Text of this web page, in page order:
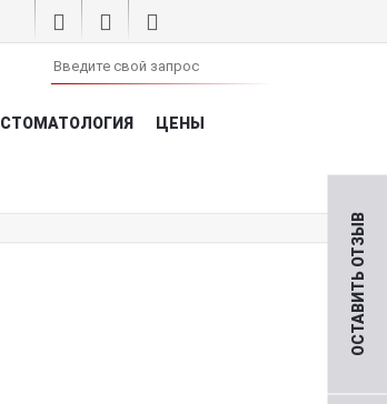
СТОМАТОЛОГИЯ ЦЕНЫ
ОСТАВИТЬ ОТЗЫВ